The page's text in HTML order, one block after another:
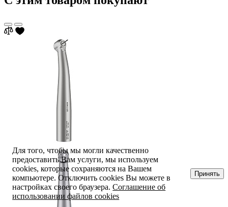
Для того, чтобы мы могли качественно
предоставить Вам услуги, мы используем
cookies, которые сохраняются на Вашем
компьютере. Отключить cookies Вы можете в
настройках своего браузера.Соглашение об
использовании файлов cookies
Принять